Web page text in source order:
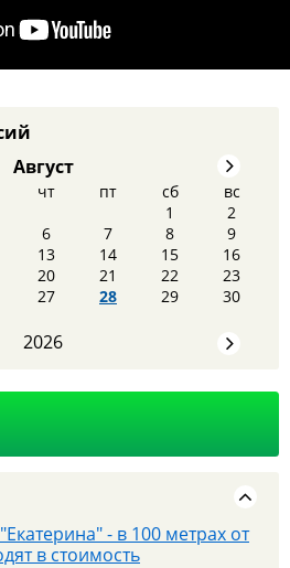
Август
чт пт сб
вс
1
2
6 7 8
9
13 14 15
16
20 21 22
23
27 28 29
30
2026
высоток: экскурсия,
- в 100 метрах от
в стоимость